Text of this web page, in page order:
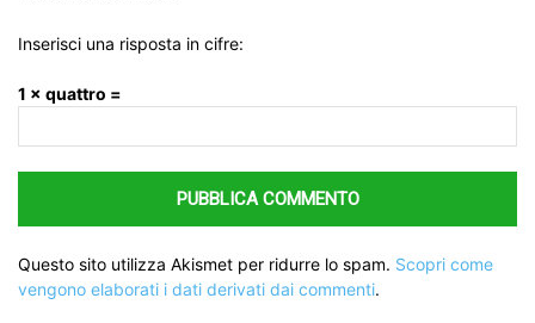
Inserisci una risposta in cifre:
1 × quattro =
Questo sito utilizza Akismet per ridurre lo spam. Scopri come
vengono elaborati i dati derivati dai commenti.